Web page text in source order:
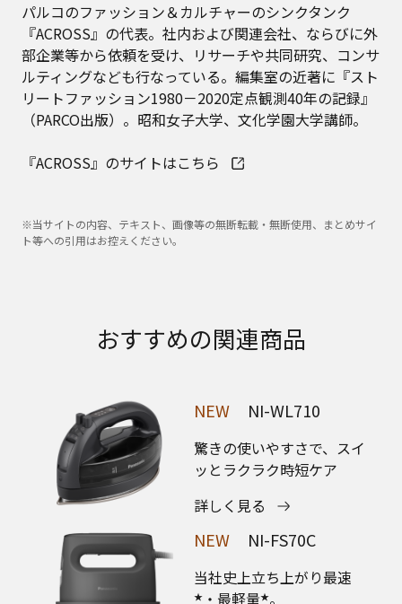
パルコのファッション＆カルチャーのシンクタンク
『ACROSS』の代表。社内および関連会社、ならびに外
部企業等から依頼を受け、リサーチや共同研究、コンサ
ルティングなども行なっている。編集室の近著に『スト
リートファッション1980－2020定点観測40年の記録』
（PARCO出版）。昭和女子大学、文化学園大学講師。
『ACROSS』のサイトはこちら
※当サイトの内容、テキスト、画像等の無断転載・無断使用、まとめサイ
ト等への引用はお控えください。
おすすめの関連商品
NEW NI-WL710
驚きの使いやすさで、スイ
ッとラクラク時短ケア
詳しく見る
NEW NI-FS70C
当社史上立ち上がり最速
★・最軽量★。